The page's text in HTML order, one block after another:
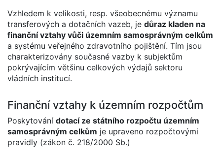
Vzhledem k velikosti, resp. všeobecnému významu
transferových a dotačních vazeb, je důraz kladen na
finanční vztahy vůči územním samosprávným celkům
a systému veřejného zdravotního pojištění. Tím jsou
charakterizovány současné vazby k subjektům
pokrývajícím většinu celkových výdajů sektoru
vládních institucí.
Finanční vztahy k územním rozpočtům
Poskytování dotací ze státního rozpočtu územním
samosprávným celkům je upraveno rozpočtovými
pravidly (zákon č. 218/2000 Sb.)